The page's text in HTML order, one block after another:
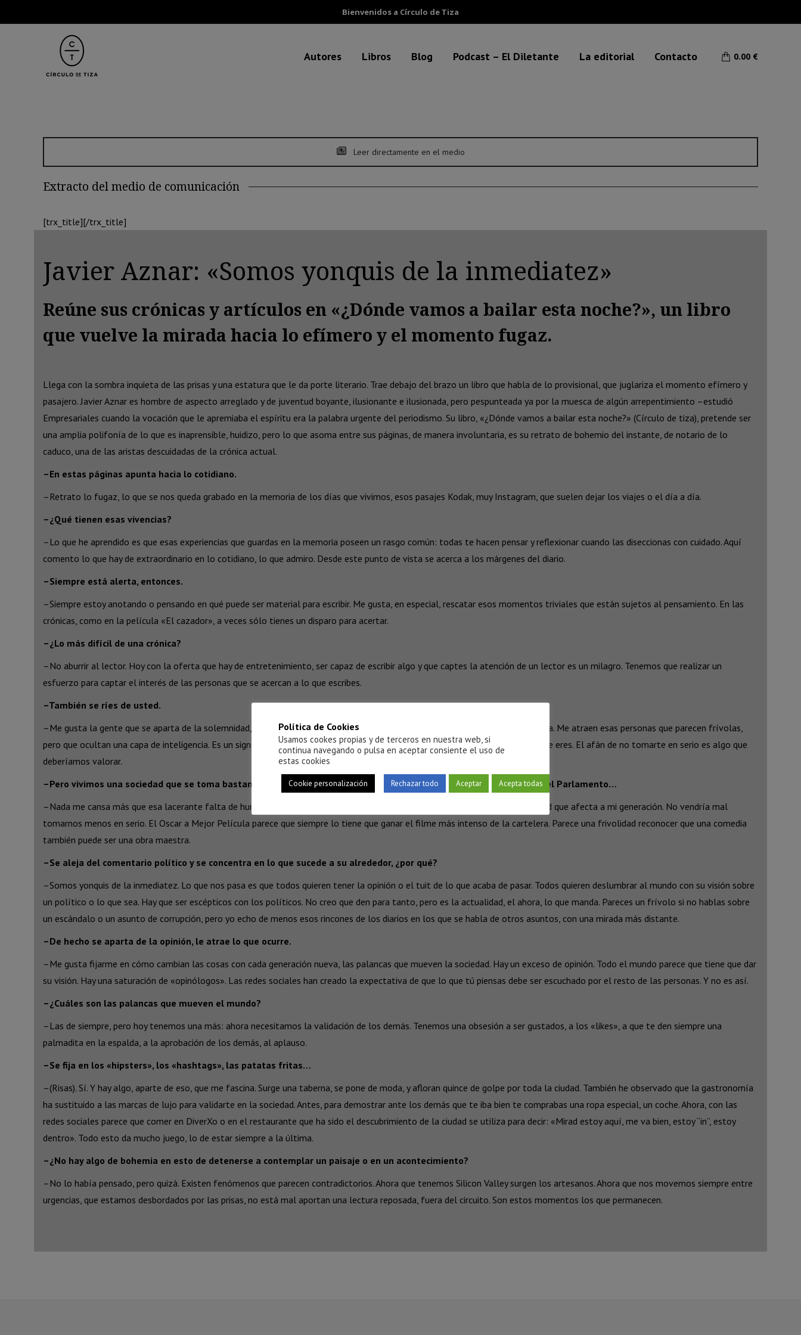
Bienvenidos a Círculo de Tiza
Autores Libros Blog Podcast – El Diletante La editorial Contacto 0.00 €
Leer directamente en el medio
Extracto del medio de comunicación
[trx_title][/trx_title]
Javier Aznar: «Somos yonquis de la inmediatez»
Reúne sus crónicas y artículos en «¿Dónde vamos a bailar esta noche?», un libro
que vuelve la mirada hacia lo efímero y el momento fugaz.
Llega con la sombra inquieta de las prisas y una estatura que le da porte literario. Trae debajo del brazo un libro que habla de lo provisional, que juglariza el momento efímero y
pasajero. Javier Aznar es hombre de aspecto arreglado y de juventud boyante, ilusionante e ilusionada, pero pespunteada ya por la muesca de algún arrepentimiento –estudió
Empresariales cuando la vocación que le apremiaba el espíritu era la palabra urgente del periodismo. Su libro, «¿Dónde vamos a bailar esta noche?» (Círculo de tiza), pretende ser
una amplia polifonía de lo que es inaprensible, huidizo, pero lo que asoma entre sus páginas, de manera involuntaria, es su retrato de bohemio del instante, de notario de lo
caduco, una de las aristas descuidadas de la crónica actual.
–En estas páginas apunta hacia lo cotidiano.
–Retrato lo fugaz, lo que se nos queda grabado en la memoria de los días que vivimos, esos pasajes Kodak, muy Instagram, que suelen dejar los viajes o el día a día.
–¿Qué tienen esas vivencias?
–Lo que he aprendido es que esas experiencias que guardas en la memoria poseen un rasgo común: todas te hacen pensar y reflexionar cuando las diseccionas con cuidado. Aquí
comento lo que hay de extraordinario en lo cotidiano, lo que admiro. Desde este punto de vista se acerca a los márgenes del diario.
–Siempre está alerta, entonces.
–Siempre estoy anotando o pensando en qué puede ser material para escribir. Me gusta, en especial, rescatar esos momentos triviales que están sujetos al pensamiento. En las
crónicas, como en la película «El cazador», a veces sólo tienes un disparo para acertar.
–¿Lo más difícil de una crónica?
–No aburrir al lector. Hoy con la oferta que hay de entretenimiento, ser capaz de escribir algo y que captes la atención de un lector es un milagro. Tenemos que realizar un
esfuerzo para captar el interés de las personas que se acercan a lo que escribes.
–También se ríes de usted.
–Me gusta la gente que se aparta de la solemnidad, que también es capaz de reírse de ellas mismas. Es un rasgo de inteligencia. Me atraen esas personas que parecen frívolas,
pero que ocultan una capa de inteligencia. Es un signo de inteligencia no querer demostrar siempre lo profundo e inteligente que eres. El afán de no tomarte en serio es algo que
deberíamos valorar.
–Pero vivimos una sociedad que se toma bastante en serio. Algo más de humor no nos vendría mal, empezando por el Parlamento…
–Nada me cansa más que esa lacerante falta de humor que vemos en la política y en muchos ambientes; esta hipersensibilidad que afecta a mi generación. No vendría mal
tomarnos menos en serio. El Oscar a Mejor Película parece que siempre lo tiene que ganar el filme más intenso de la cartelera. Parece una frivolidad reconocer que una comedia
también puede ser una obra maestra.
–Se aleja del comentario político y se concentra en lo que sucede a su alrededor, ¿por qué?
–Somos yonquis de la inmediatez. Lo que nos pasa es que todos quieren tener la opinión o el tuit de lo que acaba de pasar. Todos quieren deslumbrar al mundo con su visión sobre
un político o lo que sea. Hay que ser escépticos con los políticos. No creo que den para tanto, pero es la actualidad, el ahora, lo que manda. Pareces un frívolo si no hablas sobre
un escándalo o un asunto de corrupción, pero yo echo de menos esos rincones de los diarios en los que se habla de otros asuntos, con una mirada más distante.
–De hecho se aparta de la opinión, le atrae lo que ocurre.
–Me gusta fijarme en cómo cambian las cosas con cada generación nueva, las palancas que mueven la sociedad. Hay un exceso de opinión. Todo el mundo parece que tiene que dar
su visión. Hay una saturación de «opinólogos». Las redes sociales han creado la expectativa de que lo que tú piensas debe ser escuchado por el resto de las personas. Y no es así.
–¿Cuáles son las palancas que mueven el mundo?
–Las de siempre, pero hoy tenemos una más: ahora necesitamos la validación de los demás. Tenemos una obsesión a ser gustados, a los «likes», a que te den siempre una
palmadita en la espalda, a la aprobación de los demás, al aplauso.
–Se fija en los «hipsters», los «hashtags», las patatas fritas…
–(Risas). Sí. Y hay algo, aparte de eso, que me fascina. Surge una taberna, se pone de moda, y afloran quince de golpe por toda la ciudad. También he observado que la gastronomía
ha sustituido a las marcas de lujo para validarte en la sociedad. Antes, para demostrar ante los demás que te iba bien te comprabas una ropa especial, un coche. Ahora, con las
redes sociales parece que comer en DiverXo o en el restaurante que ha sido el descubrimiento de la ciudad se utiliza para decir: «Mirad estoy aquí, me va bien, estoy “in”, estoy
dentro». Todo esto da mucho juego, lo de estar siempre a la última.
–¿No hay algo de bohemia en esto de detenerse a contemplar un paisaje o en un acontecimiento?
–No lo había pensado, pero quizá. Existen fenómenos que parecen contradictorios. Ahora que tenemos Silicon Valley surgen los artesanos. Ahora que nos movemos siempre entre
urgencias, que estamos desbordados por las prisas, no está mal aportan una lectura reposada, fuera del circuito. Son estos momentos los que permanecen.
Política de Cookies
Usamos cookes propias y de terceros en nuestra web, si
continua navegando o pulsa en aceptar consiente el uso de
estas cookies
Cookie personalización Rechazar todo Aceptar Acepta todas